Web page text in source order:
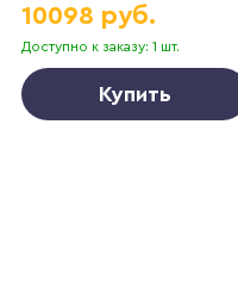
Доступно к заказу: 1 шт.
10098 руб.
Купить